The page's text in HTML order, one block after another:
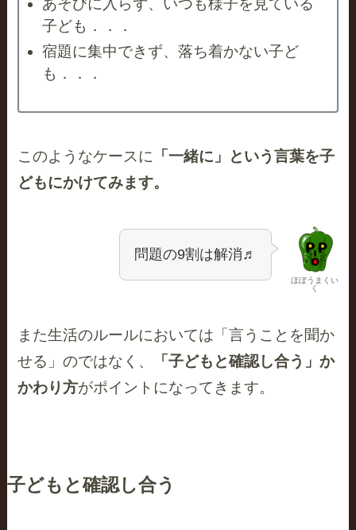
子ども．．．
宿題に集中できず、落ち着かない子ど
も．．．
このようなケースに
「一緒に」という言葉を子
どもにかけてみます。
ほぼうまくい
く
問題の9割は解消♬
また生活のルールにおいては「言うことを聞か
せる」のではなく、
「子どもと確認し合う」か
かわり方がポイントになってきます。
子どもと確認し合う